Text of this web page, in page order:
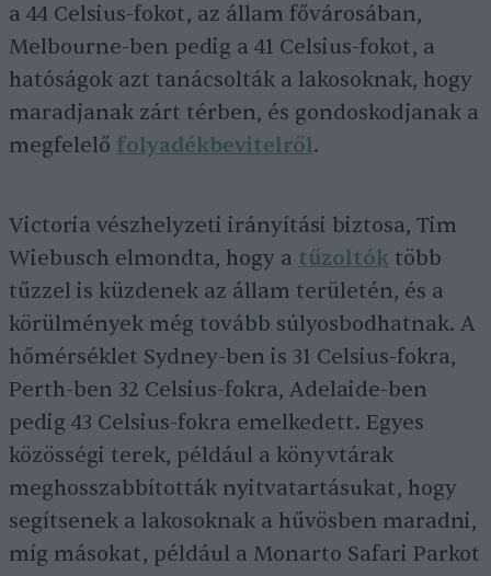
a 44 Celsius-fokot, az állam fővárosában,
Melbourne-ben pedig a 41 Celsius-fokot, a
hatóságok azt tanácsolták a lakosoknak, hogy
maradjanak zárt térben, és gondoskodjanak a
megfelelő folyadékbevitelről.
Victoria vészhelyzeti irányítási biztosa, Tim
Wiebusch elmondta, hogy a tűzoltók több
tűzzel is küzdenek az állam területén, és a
körülmények még tovább súlyosbodhatnak. A
hőmérséklet Sydney-ben is 31 Celsius-fokra,
Perth-ben 32 Celsius-fokra, Adelaide-ben
pedig 43 Celsius-fokra emelkedett. Egyes
közösségi terek, például a könyvtárak
meghosszabbították nyitvatartásukat, hogy
segítsenek a lakosoknak a hűvösben maradni,
míg másokat, például a Monarto Safari Parkot